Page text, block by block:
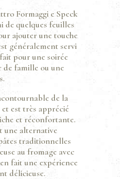
Formaggi e Speck
de quelques feuilles
ajouter une touche
généralement servi
pour une soirée
de famille ou une
de la
est très apprécié
et réconfortante.
une alternative
traditionnelles
au fromage avec
fait une expérience
délicieuse.